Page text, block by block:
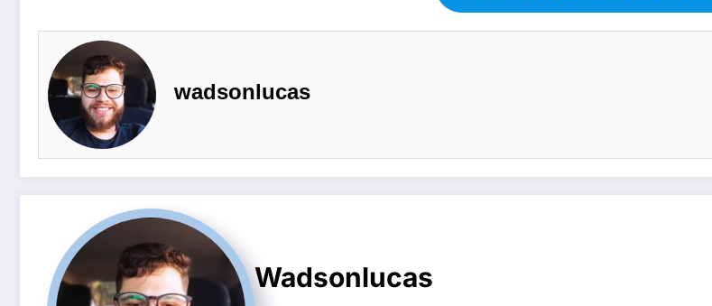
wadsonlucas
Wadsonlucas